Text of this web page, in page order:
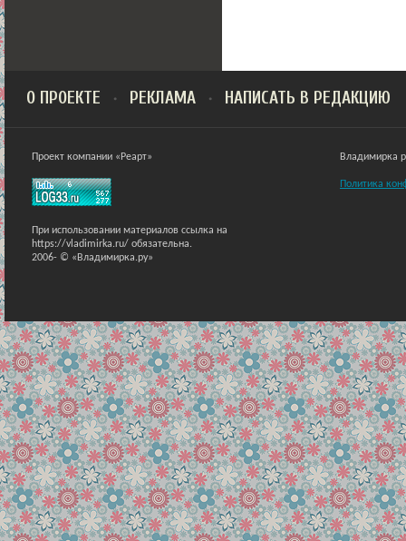
О ПРОЕКТЕ РЕКЛАМА НАПИСАТЬ В РЕДАКЦИЮ
Проект компании «Реарт»
При использовании материалов ссылка на
https://vladimirka.ru/ обязательна.
2006- © «Владимирка.ру»
Владимирка
Политика